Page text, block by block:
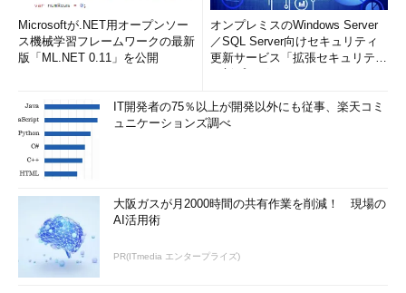
Microsoftが.NET用オープンソー
ス機械学習フレームワークの最新
版「ML.NET 0.11」を公開
オンプレミスのWindows Server
／SQL Server向けセキュリティ
更新サービス「拡張セキュリティ
IT開発者の75％以上が開発以外にも従事、楽天コミ
ュニケーションズ調べ
大阪ガスが月2000時間の共有作業を削減！ 現場の
AI活用術
PR(ITmedia エンタープライズ)